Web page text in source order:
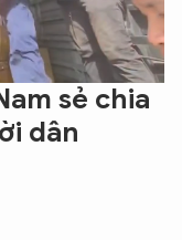
sẻ chia
dân